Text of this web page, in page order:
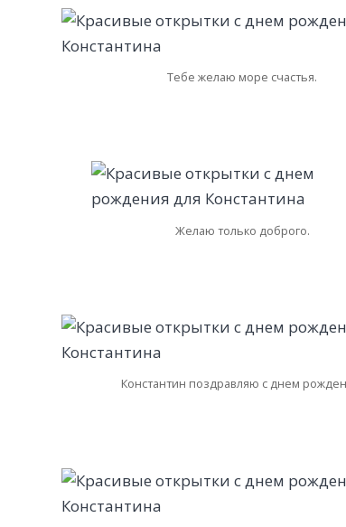
Тебе желаю море счастья.
Желаю только доброго.
Константин поздравляю с днем